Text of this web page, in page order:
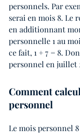
personnels. Par
serai en mois 8. Le
en additionnant
personnelle 1 au
ce fait, 1 + 7 = 8.
personnel en juillet
Comment
personnel
Le mois personnel